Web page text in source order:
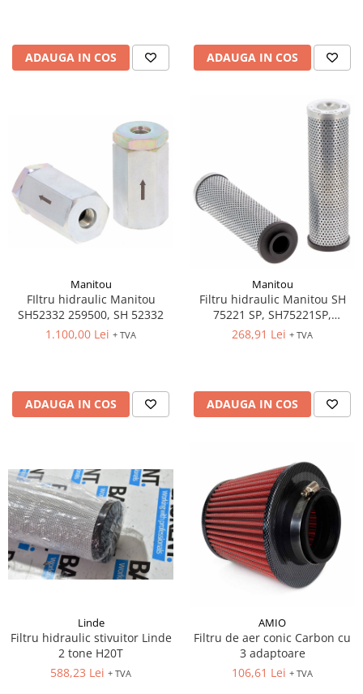
ADAUGA IN COS ADAUGA IN COS
Manitou
FIltru hidraulic Manitou
SH52332 259500, SH 52332
1.100,00 Lei + TVA
ADAUGA IN COS
Manitou
Filtru hidraulic Manitou SH
75221 SP, SH75221SP,
HF35479, 236094, HF35479,
268,91 Lei + TVA
ADAUGA IN COS
Linde
Filtru hidraulic stivuitor Linde
2 tone H20T
588,23 Lei + TVA
AMIO
Filtru de aer conic Carbon cu
3 adaptoare
106,61 Lei + TVA